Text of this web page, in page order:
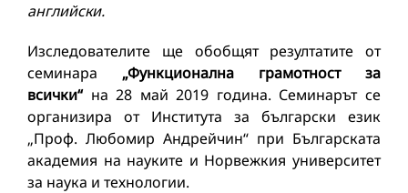
английски.
Изследователите ще обобщят резултатите от
семинара „Функционална грамотност за
всички“на 28 май 2019 година. Семинарът се
организира от Института за български език
„Проф. Любомир Андрейчин“ при Българската
академия на науките и Норвежкия университет
за наука и технологии.